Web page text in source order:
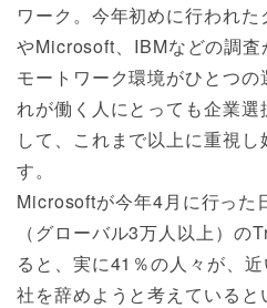
ワーク。今年初めに行われ
やMicrosoft、IBMなどの調査
モートワーク環境がひとつ
れが働く人にとっても企業選
して、これまで以上に重視
す。
Microsoftが今年4月に行った
（グローバル3万人以上）の
ると、実に41％の人々が、
社を辞めようと考えている